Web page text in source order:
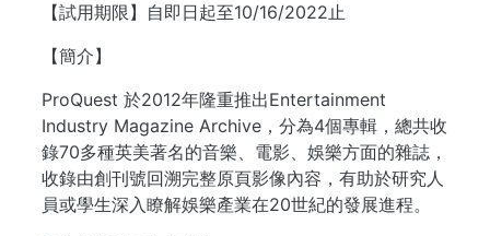
【試用期限】自即日起至10/16/2022止
【簡介】
ProQuest 於2012年隆重推出Entertainment
Industry Magazine Archive，分為4個專輯，總共收
錄70多種英美著名的音樂、電影、娛樂方面的雜誌，
收錄由創刊號回溯完整原頁影像內容，有助於研究人
員或學生深入瞭解娛樂產業在20世紀的發展進程。